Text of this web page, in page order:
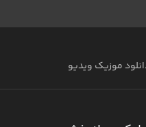
موزیک ویدیو